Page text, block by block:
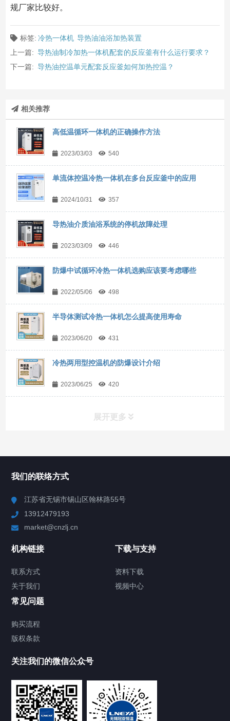
规厂家比较好。
标签: 冷热一体机 导热油油浴加热装置
上一篇: 导热油制冷加热一体机配套的反应釜有什么运行要求？
下一篇: 导热油控温单元配套反应釜如何加热控温？
相关推荐
高低温循环一体机的正确操作方法
2023/03/03 540
单流体控温冷热一体机在多台反应釜中的应用
2024/10/31 357
导热油介质油浴系统的停机故障处理
2023/03/09 446
防爆中试循环冷热一体机选购应该要考虑哪些
2022/05/06 498
半导体测试冷热一体机怎么提高使用寿命
2023/06/20 431
冷热两用型控温机的防爆设计介绍
2023/06/25 420
展开更多
Chiller高精度制冷循环器
TCU温度控制单元
Chiller气体控温系统
Chamber试验箱
我们的联络方式
江苏省无锡市锡山区翰林路55号
13912479193
market@cnzlj.cn
机构链接
联系方式
关于我们
下载与支持
资料下载
视频中心
常见问题
购买流程
版权条款
关注我们的微信公众号